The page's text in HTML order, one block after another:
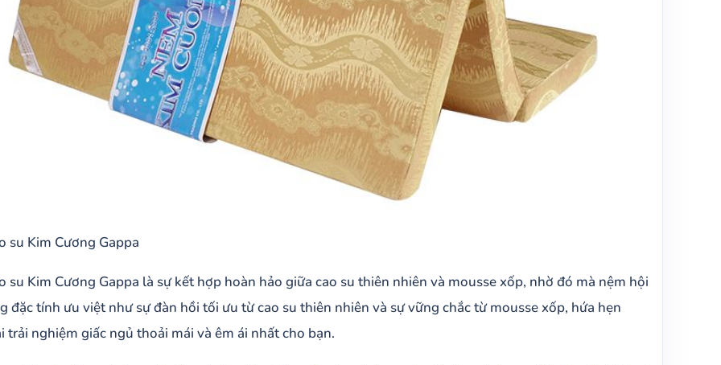
su Kim Cương Gappa
su Kim Cương Gappa là sự kết hợp hoàn hảo giữa cao su thiên nhiên và mousse xốp, nhờ đó mà nệm hội
đặc tính ưu việt như sự đàn hồi tối ưu từ cao su thiên nhiên và sự vững chắc từ mousse xốp, hứa hẹn
trải nghiệm giấc ngủ thoải mái và êm ái nhất cho bạn.